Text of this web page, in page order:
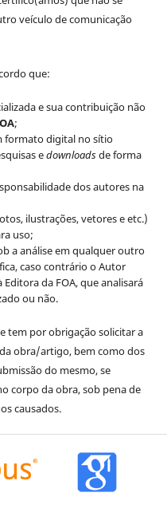
veículo de comunicação
que:
e sua contribuição não
;
formato digital no sítio
edownloadsde forma
dos autores na
ilustrações, vetores e etc.)
uso;
a análise em qualquer outro
caso contrário o Autor
da FOA, que analisará
ou não.
tem por obrigação solicitar a
obra/artigo, bem como dos
do mesmo, se
corpo da obra, sob pena de
causados.